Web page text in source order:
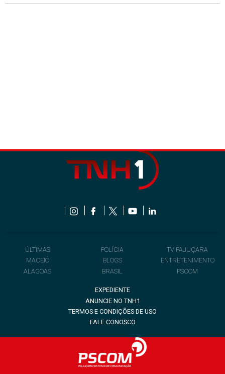
ÚLTIMAS
MACEIÓ
ALAGOAS
POLÍCIA
BLOGS
BRASIL
TV PAJUÇARA
ENTRETENIMENTO
PSCOM
EXPEDIENTE
ANUNCIE NO TNH1
TERMOS E CONDIÇÕES DE USO
FALE CONOSCO